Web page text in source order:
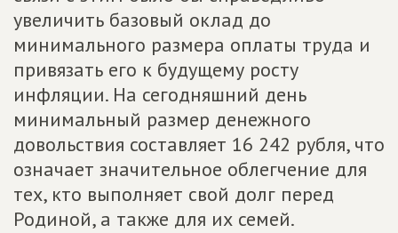
увеличить базовый оклад до
минимального размера оплаты труда и
привязать его к будущему росту
инфляции. На сегодняшний день
минимальный размер денежного
довольствия составляет 16 242 рубля, что
означает значительное облегчение для
тех, кто выполняет свой долг перед
Родиной, а также для их семей.